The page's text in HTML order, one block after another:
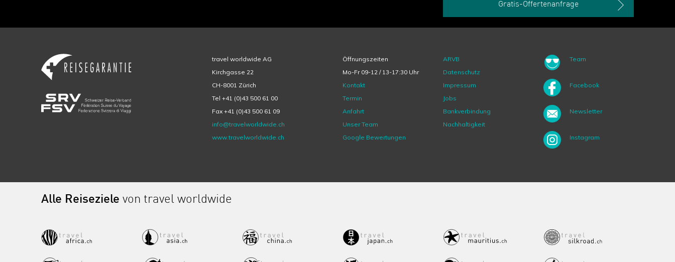
Gratis-Offertenanfrage
travel worldwide AG
Kirchgasse 22
CH-8001 Zürich
Tel +41 (0)43 500 61 00
Fax +41 (0)43 500 61 09
info@travelworldwide.ch
www.travelworldwide.ch
Öffnungszeiten
Mo-Fr 09-12 / 13-17:30 Uhr
Kontakt
Termin
Anfahrt
Unser Team
Google Bewertungen
ARVB
Datenschutz
Impressum
Jobs
Bankverbindung
Nachhaltigkeit
Team
Facebook
Newsletter
Instagram
Alle Reiseziele von travel worldwide